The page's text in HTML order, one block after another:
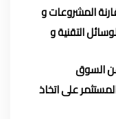
المشروعات و
التقنية و
السوق
على اتخاذ